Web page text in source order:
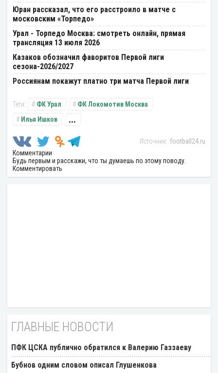
Юран рассказал, что его расстроило в матче с
московским «Торпедо»
Урал - Торпедо Москва: смотреть онлайн, прямая
трансляция 13 июля 2026
Казаков обозначил фаворитов Первой лиги
сезона-2026/2027
Россиянам покажут платно три матча Первой лиги
ФК Урал
ФК Локомотив Москва
Илья Ишков
...
football24.ru
Комментарии
Будь первым и расскажи, что ты думаешь по этому поводу.
Комментировать
ГЛАВНЫЕ НОВОСТИ
ПФК ЦСКА публично обратился к Валерию Газзаеву
Бубнов одним словом описал Глушенкова